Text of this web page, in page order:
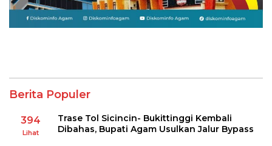
Berita Populer
394
Lihat
Trase Tol Sicincin- Bukittinggi Kembali
Dibahas, Bupati Agam Usulkan Jalur Bypass